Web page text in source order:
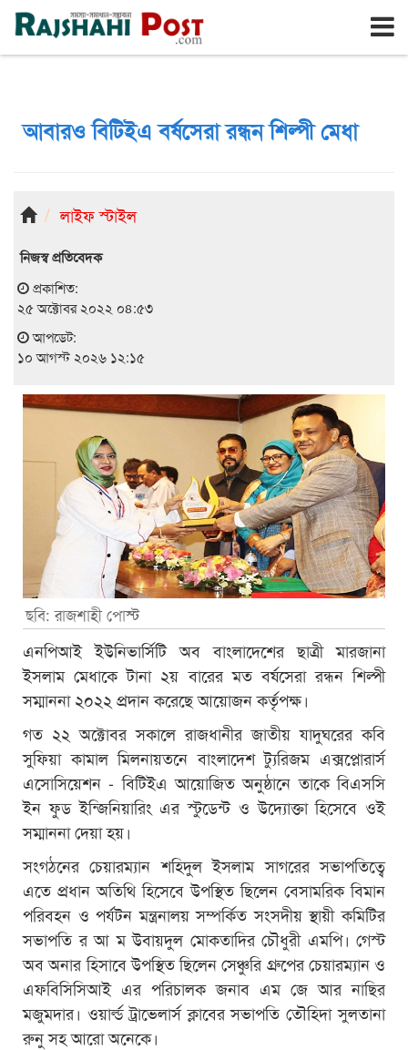
রাজশাহী সোমবার, ১০ই আগস্ট ২০২৬, ২৭শে শ্রাবণ ১৪৩৩
আবারও বিটিইএ বর্ষসেরা রন্ধন শিল্পী মেধা
লাইফ স্টাইল
নিজস্ব প্রতিবেদক
প্রকাশিত:
২৫ অক্টোবর ২০২২ ০৪:৫৩
আপডেট:
১০ আগস্ট ২০২৬ ১২:১৫
ছবি: রাজশাহী পোস্ট
এনপিআই ইউনিভার্সিটি অব বাংলাদেশের ছাত্রী মারজানা
ইসলাম মেধাকে টানা ২য় বারের মত বর্ষসেরা রন্ধন শিল্পী
সম্মাননা ২০২২ প্রদান করেছে আয়োজন কর্তৃপক্ষ।
গত ২২ অক্টোবর সকালে রাজধানীর জাতীয় যাদুঘরের কবি
সুফিয়া কামাল মিলনায়তনে বাংলাদেশ ট্যুরিজম এক্সপ্লোরার্স
এসোসিয়েশন - বিটিইএ আয়োজিত অনুষ্ঠানে তাকে বিএসসি
ইন ফুড ইন্জিনিয়ারিং এর স্টুডেন্ট ও উদ্যোক্তা হিসেবে ওই
সম্মাননা দেয়া হয়।
সংগঠনের চেয়ারম্যান শহিদুল ইসলাম সাগরের সভাপতিত্বে
এতে প্রধান অতিথি হিসেবে উপস্থিত ছিলেন বেসামরিক বিমান
পরিবহন ও পর্যটন মন্ত্রনালয় সম্পর্কিত সংসদীয় স্থায়ী কমিটির
সভাপতি র আ ম উবায়দুল মোকতাদির চৌধুরী এমপি। গেস্ট
অব অনার হিসাবে উপস্থিত ছিলেন সেঞ্চুরি গ্রুপের চেয়ারম্যান ও
এফবিসিসিআই এর পরিচালক জনাব এম জে আর নাছির
মজুমদার। ওয়ার্ল্ড ট্রাভেলার্স ক্লাবের সভাপতি তৌহিদা সুলতানা
রুনু সহ আরো অনেকে।